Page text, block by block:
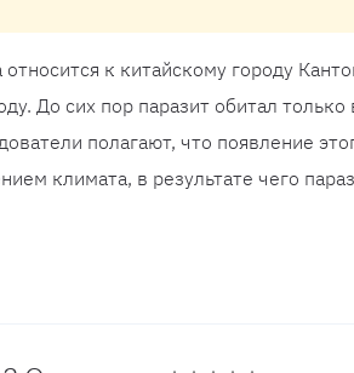
к китайскому городу
До сих пор паразит обитал только
полагают, что появление
климата, в результате чего